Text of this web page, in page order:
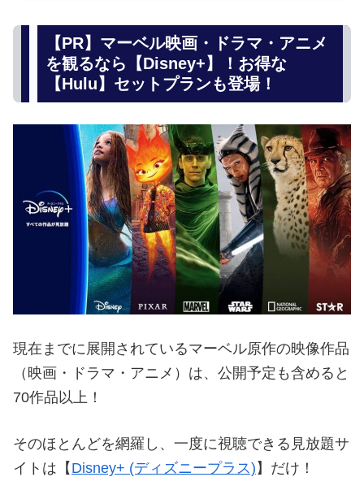
【PR】マーベル映画・ドラマ・アニメ
を観るなら【Disney+】！お得な
【Hulu】セットプランも登場！
現在までに展開されているマーベル原作の映像作品
（映画・ドラマ・アニメ）は、公開予定も含めると
70作品以上！
そのほとんどを網羅し、一度に視聴できる見放題サ
イトは【 Disney+ (ディズニープラス) 】だけ！